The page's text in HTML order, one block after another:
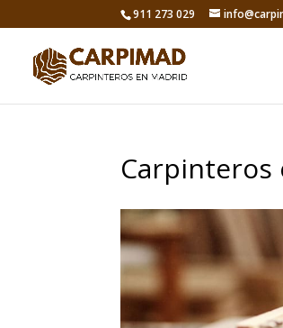
911 273 029
Carpinteros